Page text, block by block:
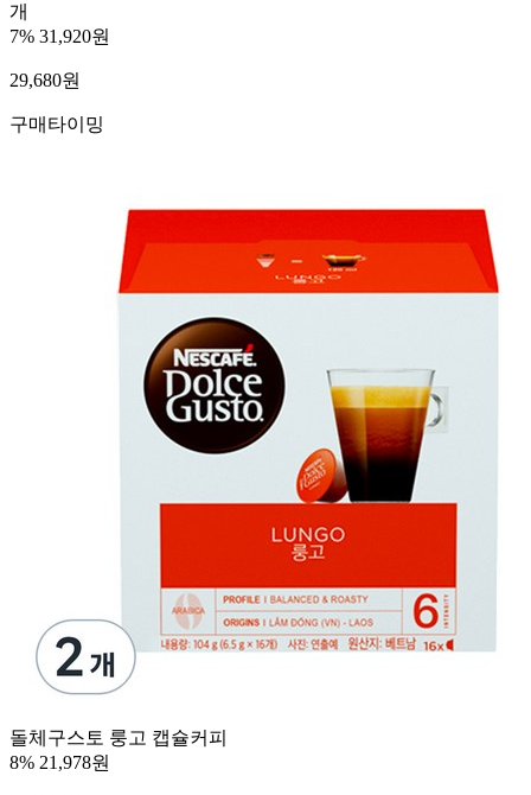
개
7% 31,920원
29,680원
구매타이밍
돌체구스토 룽고 캡슐커피
8% 21,978원